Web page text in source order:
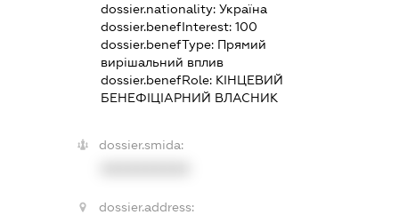
dossier.nationality: Україна
dossier.benefInterest: 100
dossier.benefType: Прямий
вирішальний вплив
dossier.benefRole: КІНЦЕВИЙ
БЕНЕФІЦІАРНИЙ ВЛАСНИК
dossier.smida:
dossier.address: